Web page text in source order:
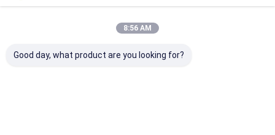
Prodotti Raccomandati
8:56 AM
Good day, what product are you looking for?